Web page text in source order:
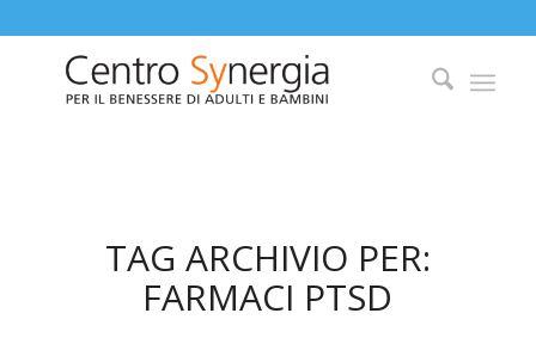
TAG ARCHIVIO PER:
FARMACI PTSD